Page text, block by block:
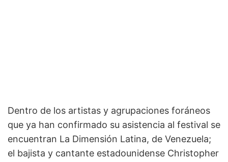
Dentro de los artistas y agrupaciones foráneos
que ya han confirmado su asistencia al festival se
encuentran La Dimensión Latina, de Venezuela;
el bajista y cantante estadounidense Christopher